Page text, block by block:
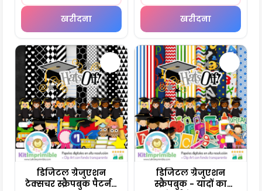
खरीदना खरीदना
डिजिटल ग्रेजुएशन
टेक्सचर स्क्रैपबुक पैटर्न -
डिजिटल ग्रेजुएशन
स्क्रैपबुक - यादों का